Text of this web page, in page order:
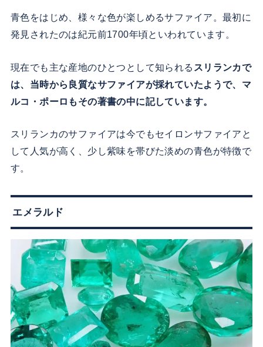
青色をはじめ、様々な色が楽しめるサファイア。最初に
発見されたのは紀元前1700年頃といわれています。
現在でも主な産地のひとつとして知られる スリランカで
は、当時から良質なサファイアが採れていたようで、マ
ルコ・ポーロもその著書の中に記しています。
スリランカのサファイアは今でもセイロンサファイアと
して人気が高く、少し紫味を帯びた淡めの青色が特徴で
す。
エメラルド